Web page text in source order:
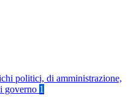
politici, di amministrazione,
governo 1